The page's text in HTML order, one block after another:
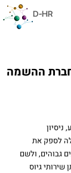
D-HR
ההשמה
לספק את
גבוהים, ולשם
שירותי גיוס